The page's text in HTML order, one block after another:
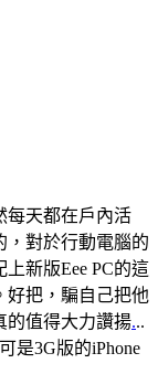
每天都在戶內活
，對於行動電腦的
新版Eee PC的這
好把，騙自己把他
的值得大力讚揚...
是3G版的iPhone